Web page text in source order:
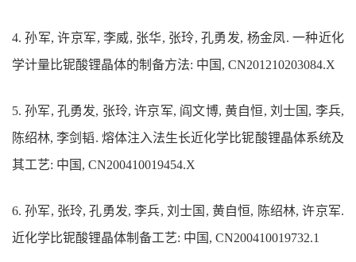
4.孙军, 许京军, 李威, 张华, 张玲, 孔勇发, 杨金凤. 一种近化
学计量比铌酸锂晶体的制备方法: 中国, CN201210203084.X
5.孙军, 孔勇发, 张玲, 许京军, 阎文博, 黄自恒, 刘士国, 李兵,
陈绍林, 李剑韬. 熔体注入法生长近化学比铌酸锂晶体系统及
其工艺: 中国, CN200410019454.X
6.孙军, 张玲, 孔勇发, 李兵, 刘士国, 黄自恒, 陈绍林, 许京军.
近化学比铌酸锂晶体制备工艺: 中国, CN200410019732.1